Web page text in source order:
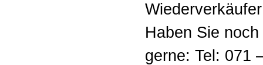
Haben Sie
gerne: Tel: 071